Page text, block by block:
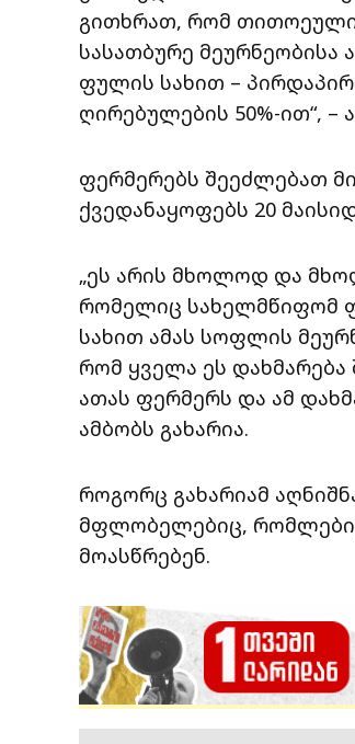
გითხრათ, რომ თითოეული
სასათბურე მეურნეობისა
ფულის სახით –
ღირებულების 50%-ით“, –
ფერმერებს შეეძლებათ
ქვედანაყოფებს 20
„ეს არის მხოლოდ და
რომელიც სახელმწიფომ
სახით ამას სოფლის
რომ ყველა ეს
ათას ფერმერს და ამ
ამბობს გახარია.
როგორც გახარიამ
მფლობელებიც,
მოასწრებენ.